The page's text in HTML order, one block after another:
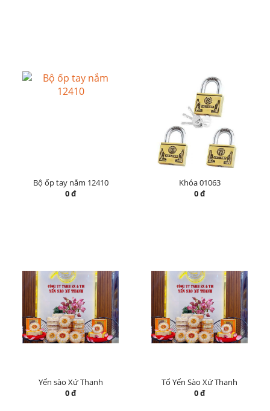
Bộ ốp tay nắm 12410
0 đ
Khóa 01063
0 đ
Yến sào Xứ Thanh
0 đ
Tổ Yến Sào Xứ Thanh
0 đ